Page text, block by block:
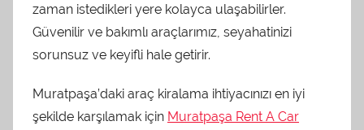
zaman istedikleri yere kolayca ulaşabilirler.
Güvenilir ve bakımlı araçlarımız, seyahatinizi
sorunsuz ve keyifli hale getirir.
Muratpaşa’daki araç kiralama ihtiyacınızı en iyi
şekilde karşılamak için Muratpaşa Rent A Car